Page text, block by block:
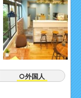
○外国人